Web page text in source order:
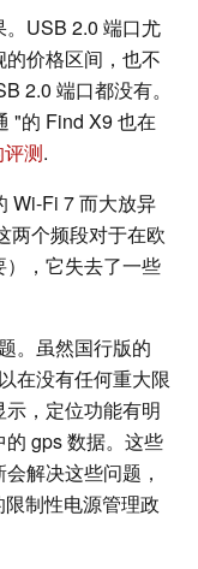
USB 2.0 端口尤
价格区间，也不
2.0 端口都没有。
"的 Find X9 也在
测.
Wi-Fi 7 而大放异
两个频段对于在欧
，它失去了一些
。虽然国行版的
在没有任何重大限
，定位功能有明
gps 数据。这些
解决这些问题，
制性电源管理政